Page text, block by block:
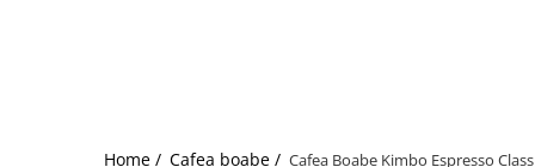
Home / Cafea boabe / Cafea Boabe Kimbo Espresso